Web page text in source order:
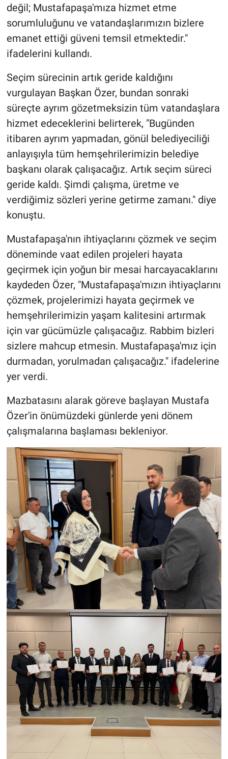
değil; Mustafapaşa'mıza hizmet etme
sorumluluğunu ve vatandaşlarımızın bizlere
emanet ettiği güveni temsil etmektedir."
ifadelerini kullandı.
Seçim sürecinin artık geride kaldığını
vurgulayan Başkan Özer, bundan sonraki
süreçte ayrım gözetmeksizin tüm vatandaşlara
hizmet edeceklerini belirterek, "Bugünden
itibaren ayrım yapmadan, gönül belediyeciliği
anlayışıyla tüm hemşehrilerimizin belediye
başkanı olarak çalışacağız. Artık seçim süreci
geride kaldı. Şimdi çalışma, üretme ve
verdiğimiz sözleri yerine getirme zamanı." diye
konuştu.
Mustafapaşa'nın ihtiyaçlarını çözmek ve seçim
döneminde vaat edilen projeleri hayata
geçirmek için yoğun bir mesai harcayacaklarını
kaydeden Özer, "Mustafapaşa'mızın ihtiyaçlarını
çözmek, projelerimizi hayata geçirmek ve
hemşehrilerimizin yaşam kalitesini artırmak
için var gücümüzle çalışacağız. Rabbim bizleri
sizlere mahcup etmesin. Mustafapaşa'mız için
durmadan, yorulmadan çalışacağız." ifadelerine
yer verdi.
Mazbatasını alarak göreve başlayan Mustafa
Özer'in önümüzdeki günlerde yeni dönem
çalışmalarına başlaması bekleniyor.
Haberde İnsan